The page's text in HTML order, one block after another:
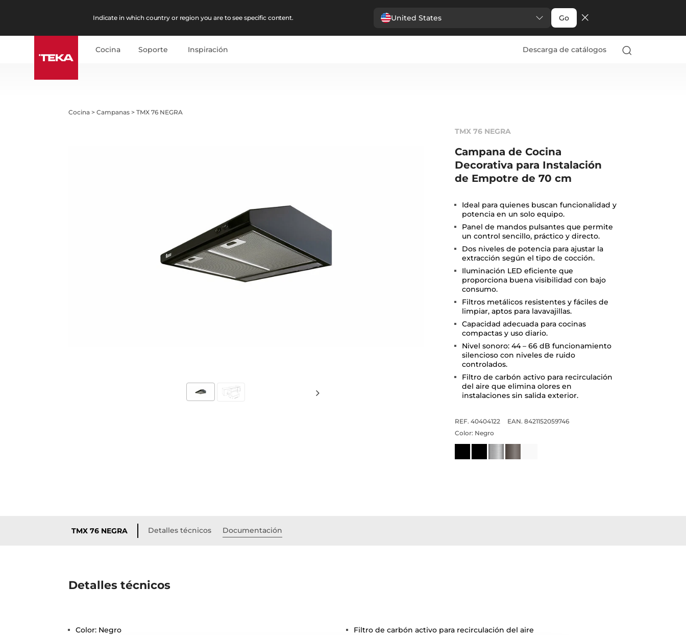
Indicate in which country or region you are to see specific content. United States Go
Cocina Soporte Inspiración Descarga de catálogos
Cocina >Campanas >TMX 76 NEGRA
TMX 76 NEGRA
Campana de Cocina
Decorativa para Instalación
de Empotre de 70 cm
Ideal para quienes buscan funcionalidad y
potencia en un solo equipo.
Panel de mandos pulsantes que permite
un control sencillo, práctico y directo.
Dos niveles de potencia para ajustar la
extracción según el tipo de cocción.
Iluminación LED eficiente que
proporciona buena visibilidad con bajo
consumo.
Filtros metálicos resistentes y fáciles de
limpiar, aptos para lavavajillas.
Capacidad adecuada para cocinas
compactas y uso diario.
Nivel sonoro: 44 – 66 dB funcionamiento
silencioso con niveles de ruido
controlados.
Filtro de carbón activo para recirculación
del aire que elimina olores en
instalaciones sin salida exterior.
REF. 40404122
EAN. 8421152059746
Color: Negro
TMX 76 NEGRA Detalles técnicos Documentación
Detalles técnicos
Color: Negro
Filtro de carbón activo para recirculación del aire